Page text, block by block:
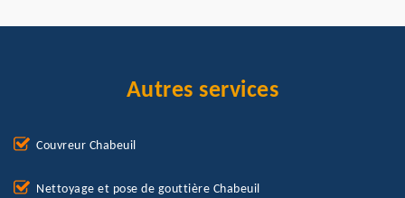
Autres services
Couvreur Chabeuil
Nettoyage et pose de gouttière Chabeuil